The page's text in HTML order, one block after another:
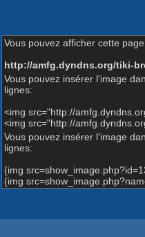
Vous pouvez afficher cette
http://amfg.dyndns.org/tiki-
Vous pouvez insérer l'image
lignes:
<img src="http://
<img src="http://
Vous pouvez insérer l'image
lignes:
{img
{img